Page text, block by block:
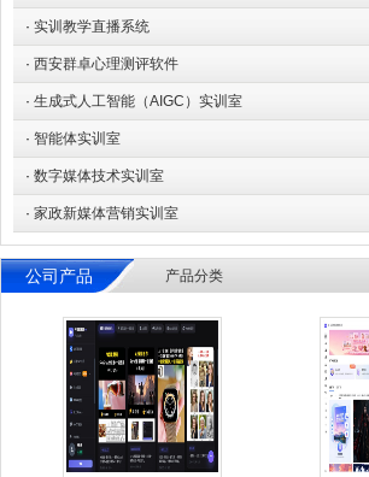
· 实训教学直播系统
· 西安群卓心理测评软件
· 生成式人工智能（AIGC）实训室
· 智能体实训室
· 数字媒体技术实训室
· 家政新媒体营销实训室
公司产品 产品分类